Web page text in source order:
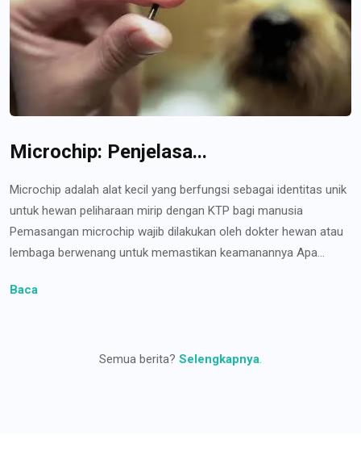
Microchip: Penjelasa...
Microchip adalah alat kecil yang berfungsi sebagai identitas unik
untuk hewan peliharaan mirip dengan KTP bagi manusia
Pemasangan microchip wajib dilakukan oleh dokter hewan atau
lembaga berwenang untuk memastikan keamanannya Apa...
Baca
Semua berita? Selengkapnya